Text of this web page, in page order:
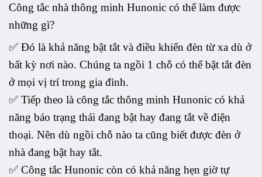
Công tắc nhà thông minh Hunonic có thể làm được
những gì?
✅ Đó là khả năng bật tắt và điều khiển đèn từ xa dù ở
bất kỳ nơi nào. Chúng ta ngồi 1 chỗ có thể bật tắt đèn
ở mọi vị trí trong gia đình.
✅ Tiếp theo là công tắc thông minh Hunonic có khả
năng báo trạng thái đang bật hay đang tắt về điện
thoại. Nên dù ngồi chỗ nào ta cũng biết được đèn ở
nhà đang bật hay tắt.
✅ Công tắc Hunonic còn có khả năng hẹn giờ tự